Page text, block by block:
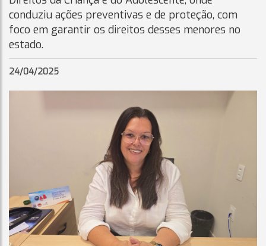
conduziu ações preventivas e de proteção, com
foco em garantir os direitos desses menores no
estado.
24/04/2025